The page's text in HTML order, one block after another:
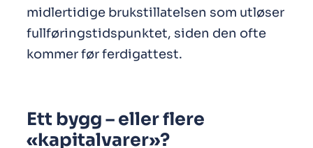
midlertidige brukstillatelsen som utløser
fullføringstidspunktet, siden den ofte
kommer før ferdigattest.
Ett bygg – eller flere
«kapitalvarer»?